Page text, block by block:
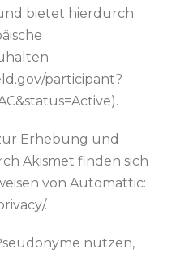
bietet hierdurch
participant?
Erhebung und
Akismet finden sich
von Automattic:
.
nutzen,